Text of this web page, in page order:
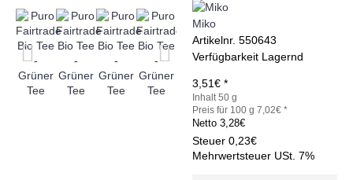
Miko
Artikelnr. 550643
Verfügbarkeit Lagernd
3,51€ *
Inhalt 50 g
Preis für 100 g 7,02€ *
Netto 3,28€
Steuer 0,23€
Mehrwertsteuer USt. 7%